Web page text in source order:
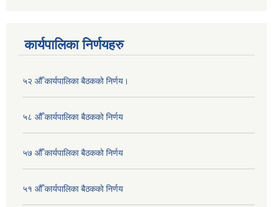
कार्यपालिका निर्णयहरु
५२ औँ कार्यपालिका बैठकको निर्णय।
५८ औँ कार्यपालिका बैठकको निर्णय
५७ औँ कार्यपालिका बैठकको निर्णय
५१ औँ कार्यपालिका बैठकको निर्णय